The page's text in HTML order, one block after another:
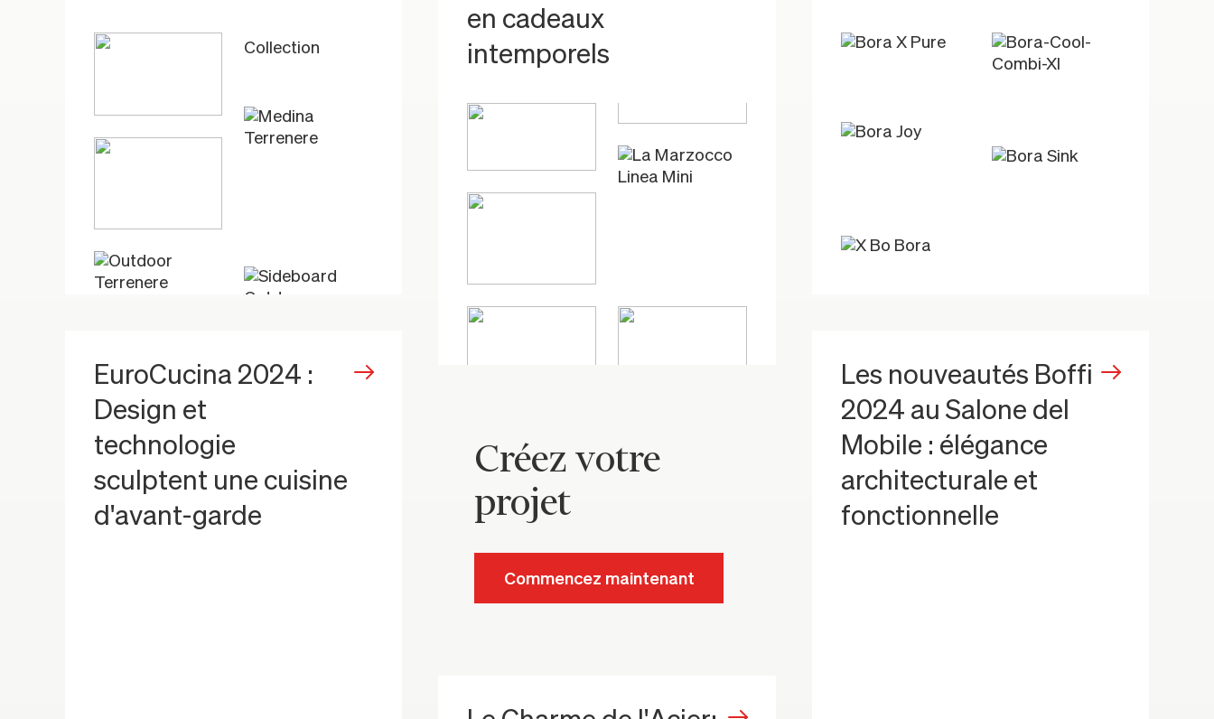
en cadeaux
intemporels
EuroCucina 2024 :
Design et
technologie
sculptent une cuisine
d'avant-garde
Les nouveautés Boffi
2024 au Salone del
Mobile : élégance
architecturale et
fonctionnelle
Créez votre
projet
Commencez maintenant